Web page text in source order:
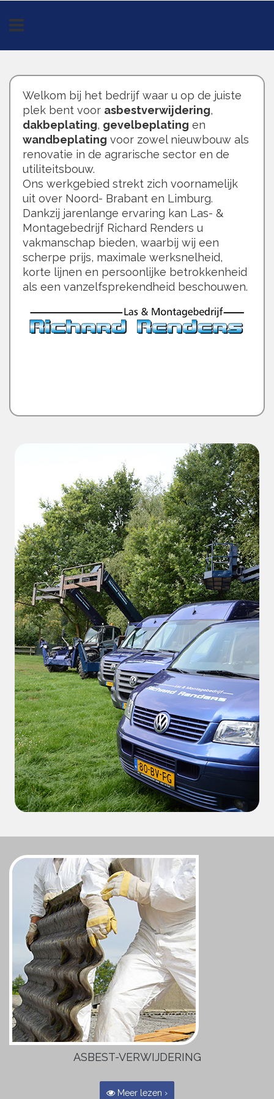
Welkom bij het bedrijf waar u op de juiste
plek bent voor asbestverwijdering,
dakbeplating, gevelbeplating en
wandbeplating voor zowel nieuwbouw als
renovatie in de agrarische sector en de
utiliteitsbouw.
Ons werkgebied strekt zich voornamelijk
uit over Noord- Brabant en Limburg.
Dankzij jarenlange ervaring kan Las- &
Montagebedrijf Richard Renders u
vakmanschap bieden, waarbij wij een
scherpe prijs, maximale werksnelheid,
korte lijnen en persoonlijke betrokkenheid
als een vanzelfsprekendheid beschouwen.
ASBEST-VERWIJDERING
Meer lezen ›